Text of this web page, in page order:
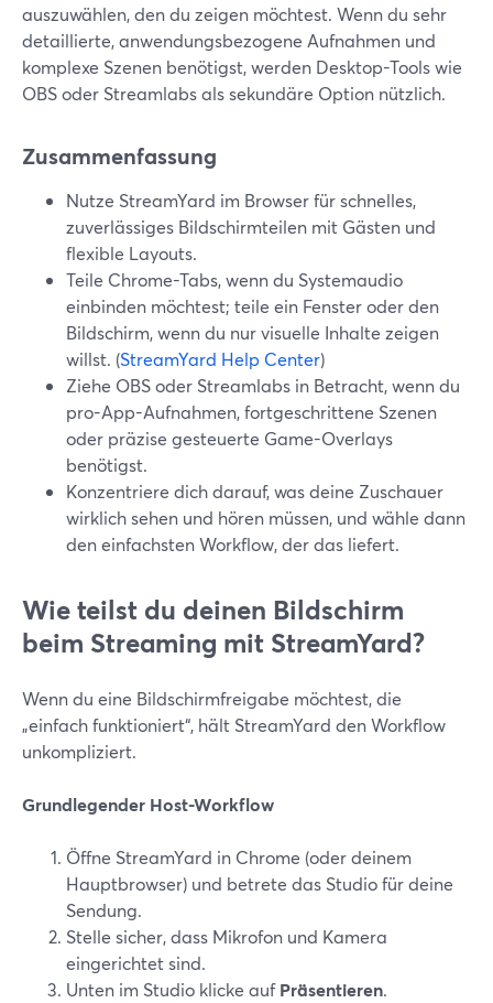
auszuwählen, den du zeigen möchtest. Wenn du sehr
detaillierte, anwendungsbezogene Aufnahmen und
komplexe Szenen benötigst, werden Desktop-Tools wie
OBS oder Streamlabs als sekundäre Option nützlich.
Zusammenfassung
Nutze StreamYard im Browser für schnelles,
zuverlässiges Bildschirmteilen mit Gästen und
flexible Layouts.
Teile Chrome-Tabs, wenn du Systemaudio
einbinden möchtest; teile ein Fenster oder den
Bildschirm, wenn du nur visuelle Inhalte zeigen
willst. (StreamYard Help Center)
Ziehe OBS oder Streamlabs in Betracht, wenn du
pro-App-Aufnahmen, fortgeschrittene Szenen
oder präzise gesteuerte Game-Overlays
benötigst.
Konzentriere dich darauf, was deine Zuschauer
wirklich sehen und hören müssen, und wähle dann
den einfachsten Workflow, der das liefert.
Wie teilst du deinen Bildschirm
beim Streaming mit StreamYard?
Wenn du eine Bildschirmfreigabe möchtest, die
„einfach funktioniert“, hält StreamYard den Workflow
unkompliziert.
Grundlegender Host-Workflow
Öffne StreamYard in Chrome (oder deinem
Hauptbrowser) und betrete das Studio für deine
Sendung.
Stelle sicher, dass Mikrofon und Kamera
eingerichtet sind.
Unten im Studio klicke aufPräsentieren.